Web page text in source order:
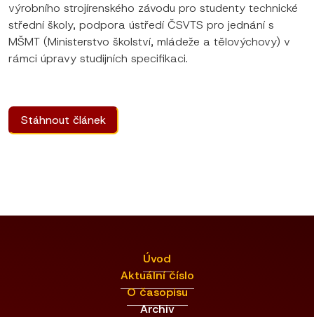
výrobního strojírenského závodu pro studenty technické
střední školy, podpora ústředí ČSVTS pro jednání s
MŠMT (Ministerstvo školství, mládeže a tělovýchovy) v
rámci úpravy studijních specifikaci.
Stáhnout článek
Úvod
Aktuální číslo
O časopisu
Archiv